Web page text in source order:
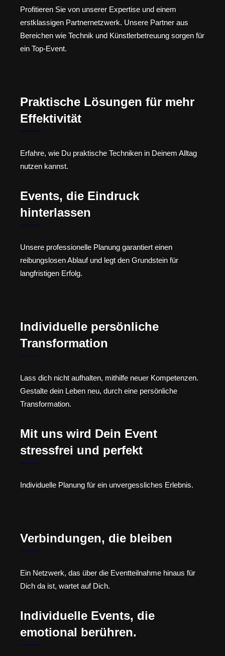
Profitieren Sie von unserer Expertise und einem
erstklassigen Partnernetzwerk. Unsere Partner aus
Bereichen wie Technik und Künstlerbetreuung sorgen für
ein Top-Event.
Praktische Lösungen für mehr
Effektivität
Erfahre, wie Du praktische Techniken in Deinem Alltag
nutzen kannst.
Events, die Eindruck
hinterlassen
Unsere professionelle Planung garantiert einen
reibungslosen Ablauf und legt den Grundstein für
langfristigen Erfolg.
Individuelle persönliche
Transformation
Lass dich nicht aufhalten, mithilfe neuer Kompetenzen.
Gestalte dein Leben neu, durch eine persönliche
Transformation.
Mit uns wird Dein Event
stressfrei und perfekt
Individuelle Planung für ein unvergessliches Erlebnis.
Verbindungen, die bleiben
Ein Netzwerk, das über die Eventteilnahme hinaus für
Dich da ist, wartet auf Dich.
Individuelle Events, die
emotional berühren.